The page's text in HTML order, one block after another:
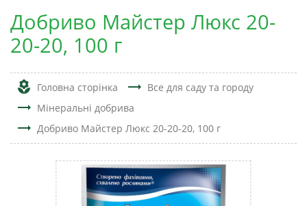
Добриво Майстер Люкс 20-
20-20, 100 г
local_florist Головна сторінка trending_flat Все для саду та городу
trending_flat Мінеральні добрива
trending_flat Добриво Майстер Люкс 20-20-20, 100 г